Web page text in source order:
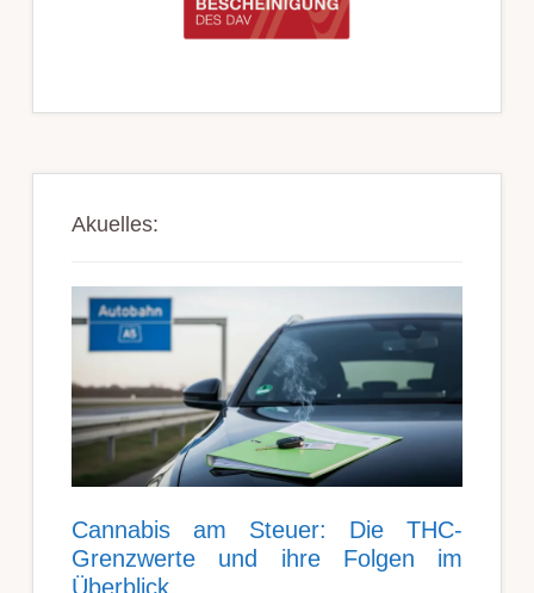
Akuelles:
Can­nabis am Steu­er: Die THC-
Grenz­werte und ihre Folgen im
Über­blick